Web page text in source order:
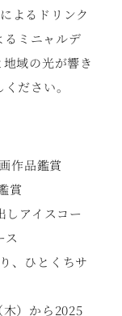
よるドリンク
ミニャルデ
域の光が響き
ださい。
作品鑑賞
賞
アイスコー
ス
、ひとくちサ
）から2025